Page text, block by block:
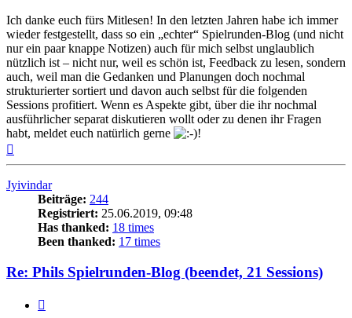
Ich danke euch fürs Mitlesen! In den letzten Jahren habe ich immer
wieder festgestellt, dass so ein „echter“ Spielrunden-Blog (und nicht
nur ein paar knappe Notizen) auch für mich selbst unglaublich
nützlich ist – nicht nur, weil es schön ist, Feedback zu lesen, sondern
auch, weil man die Gedanken und Planungen doch nochmal
strukturierter sortiert und davon auch selbst für die folgenden
Sessions profitiert. Wenn es Aspekte gibt, über die ihr nochmal
ausführlicher separat diskutieren wollt oder zu denen ihr Fragen
habt, meldet euch natürlich gerne
!
Jyivindar
Beiträge: 244
Registriert: 25.06.2019, 09:48
Has thanked: 18 times
Been thanked: 17 times
Re: Phils Spielrunden-Blog (beendet, 21 Sessions)